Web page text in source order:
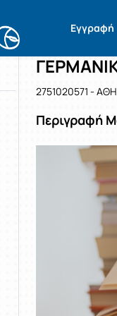
Εγγραφή
Αρχική Σελίδα
Μάθημα :
Κωδικός :
2751020571 -
Περιγραφή